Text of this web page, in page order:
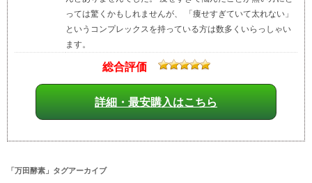
っては驚くかもしれませんが、 「痩せすぎていて太れない」
というコンプレックスを持っている方は数多くいらっしゃい
ます。
総合評価
詳細・最安購入はこちら
「万田酵素 」タグアーカイブ